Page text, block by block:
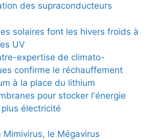
des supraconducteurs
solaires font les hivers froids à
UV
expertise de climato-
confirme le réchauffement
à la place du lithium
pour stocker l'énergie
électricité
Mimivirus, le Mégavirus